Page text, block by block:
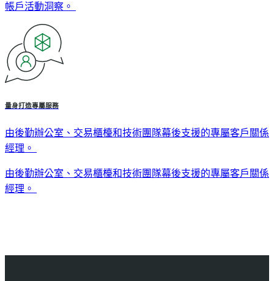
帳戶活動洞察。
量身打造專屬服務
由後勤辦公室、交易櫃檯和技術團隊幕後支援的專屬客戶關係
經理。
由後勤辦公室、交易櫃檯和技術團隊幕後支援的專屬客戶關係
經理。